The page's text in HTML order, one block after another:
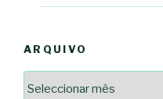
ARQUIVO